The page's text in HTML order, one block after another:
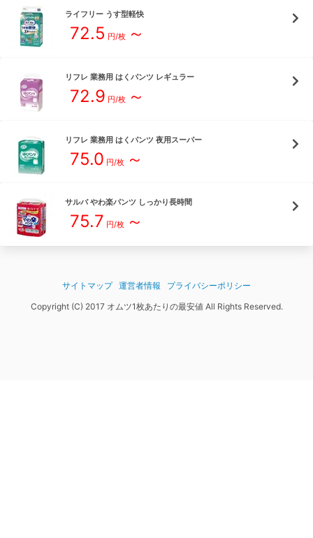
ライフリー うす型軽快
72.5 円/枚 ～
リフレ 業務用 はくパンツ レギュラー
72.9 円/枚 ～
リフレ 業務用 はくパンツ 夜用スーパー
75.0 円/枚 ～
サルバ やわ楽パンツ しっかり長時間
75.7 円/枚 ～
サイトマップ 運営者情報
プライバシーポリシー
Copyright (C) 2017 オムツ1枚あたりの最安値 All Rights Reserved.